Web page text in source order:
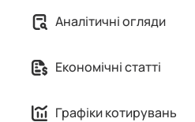
Аналітичні огляди
Економічні статті
Графіки котирувань